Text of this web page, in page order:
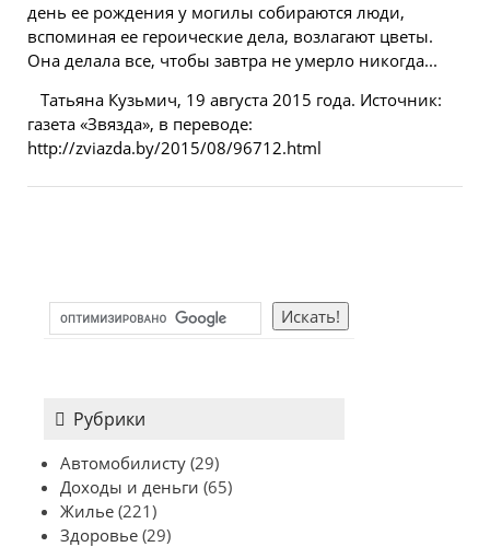
день ее рождения у могилы собираются люди,
вспоминая ее героические дела, возлагают цветы.
Она делала все, чтобы завтра не умерло никогда...
Татьяна Кузьмич, 19 августа 2015 года. Источник:
газета «Звязда», в переводе:
http://zviazda.by/2015/08/96712.html
Рубрики
Автомобилисту (29)
Доходы и деньги (65)
Жилье (221)
Здоровье (29)